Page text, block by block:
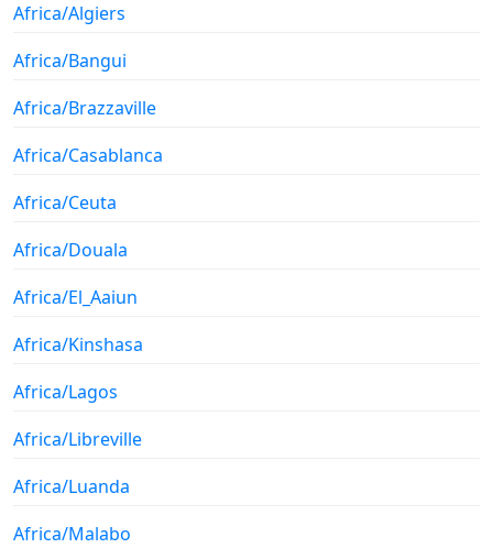
Africa/Algiers
Africa/Bangui
Africa/Brazzaville
Africa/Casablanca
Africa/Ceuta
Africa/Douala
Africa/El_Aaiun
Africa/Kinshasa
Africa/Lagos
Africa/Libreville
Africa/Luanda
Africa/Malabo